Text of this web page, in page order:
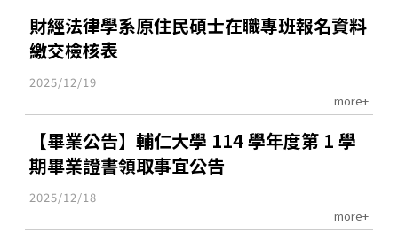
財經法律學系原住民碩士在職專班報名資料
繳交檢核表
2025/12/19
more+
【畢業公告】輔仁大學 114 學年度第 1 學
期畢業證書領取事宜公告
2025/12/18
more+